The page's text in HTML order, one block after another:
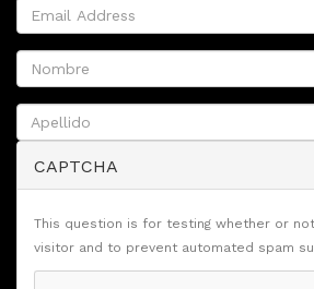
CAPTCHA
This question is for testing whether or
visitor and to prevent automated spam